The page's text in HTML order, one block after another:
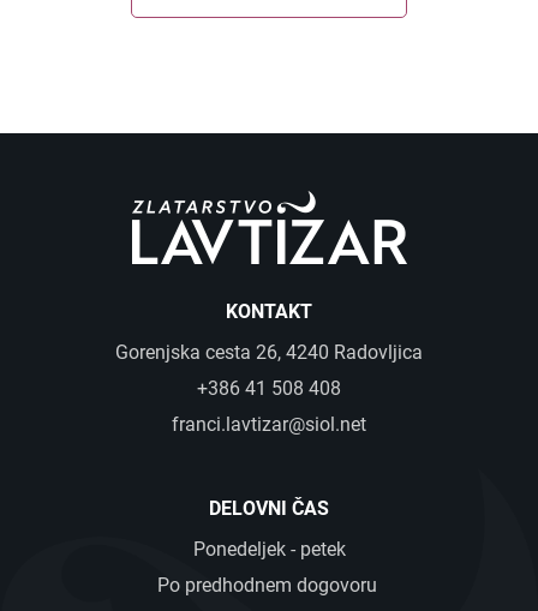
KONTAKT
Gorenjska cesta 26, 4240 Radovljica
+386 41 508 408
franci.lavtizar@siol.net
DELOVNI ČAS
Ponedeljek - petek
Po predhodnem dogovoru